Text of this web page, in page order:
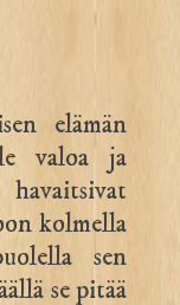
elämän
valoa ja
kolmella
sen
se pitää